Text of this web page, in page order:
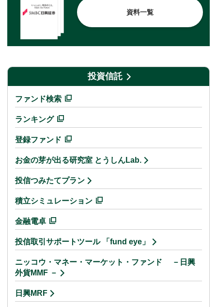
資料一覧
投資信託
ファンド検索
ランキング
登録ファンド
お金の芽が出る研究室 とうしんLab.
投信つみたてプラン
積立シミュレーション
金融電卓
投信取引サポートツール 「fund eye」
ニッコウ・マネー・マーケット・ファンド －日興
外貨MMF －
日興MRF